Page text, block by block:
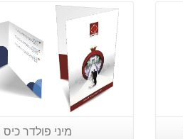
מיני פולדר כיס